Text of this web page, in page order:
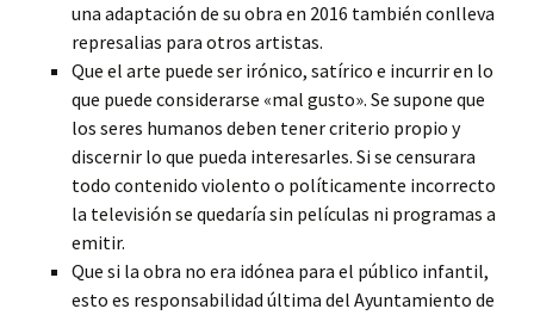
una adaptación de su obra en 2016 también conlleva
represalias para otros artistas.
Que el arte puede ser irónico, satírico e incurrir en lo
que puede considerarse «mal gusto». Se supone que
los seres humanos deben tener criterio propio y
discernir lo que pueda interesarles. Si se censurara
todo contenido violento o políticamente incorrecto
la televisión se quedaría sin películas ni programas a
emitir.
Que si la obra no era idónea para el público infantil,
esto es responsabilidad última del Ayuntamiento de